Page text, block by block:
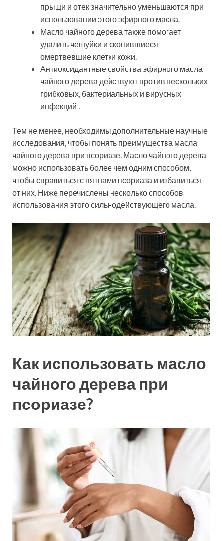
прыщи и отек значительно уменьшаются при
использовании этого эфирного масла.
Масло чайного дерева также помогает
удалить чешуйки и скопившиеся
омертвевшие клетки кожи.
Антиоксидантные свойства эфирного масла
чайного дерева действуют против нескольких
грибковых, бактериальных и вирусных
инфекций .
Тем не менее, необходимы дополнительные научные
исследования, чтобы понять преимущества масла
чайного дерева при псориазе. Масло чайного дерева
можно использовать более чем одним способом,
чтобы справиться с пятнами псориаза и избавиться
от них. Ниже перечислены несколько способов
использования этого сильнодействующего масла.
Как использовать масло
чайного дерева при
псориазе?